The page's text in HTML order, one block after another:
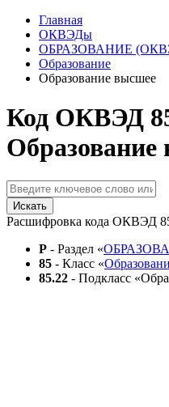
Главная
ОКВЭДы
ОБРАЗОВАНИЕ
Образование
Образование высшее
Код ОКВЭД
Искать
Расшифровка кода ОКВЭД
P - Раздел «
85 - Класс «
85.22 - Подкласс